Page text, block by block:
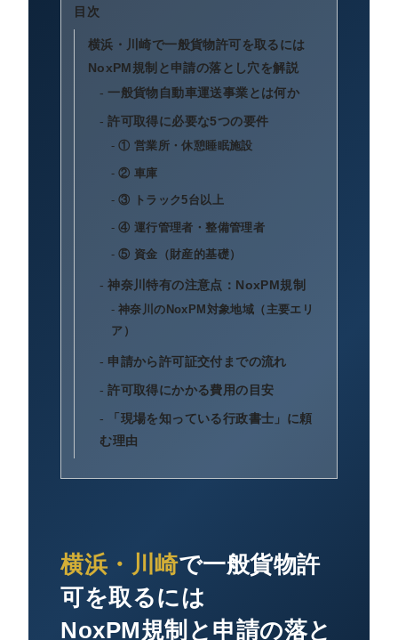
目次
横浜・川崎で一般貨物許可を取るには
NoxPM規制と申請の落とし穴を解説
一般貨物自動車運送事業とは何か
許可取得に必要な5つの要件
① 営業所・休憩睡眠施設
② 車庫
③ トラック5台以上
④ 運行管理者・整備管理者
⑤ 資金（財産的基礎）
神奈川特有の注意点：NoxPM規制
神奈川のNoxPM対象地域（主要エリ
ア）
申請から許可証交付までの流れ
許可取得にかかる費用の目安
「現場を知っている行政書士」に頼
む理由
横浜・川崎で一般貨物許
可を取るには
NoxPM規制と申請の落と